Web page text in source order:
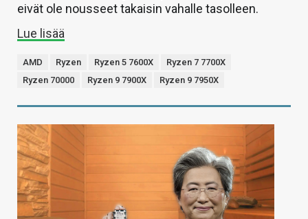
eivät ole nousseet takaisin vahalle tasolleen.
Lue lisää
AMD Ryzen Ryzen 5 7600X
Ryzen 7 7700X
Ryzen 70000
Ryzen 9 7900X Ryzen 9 7950X